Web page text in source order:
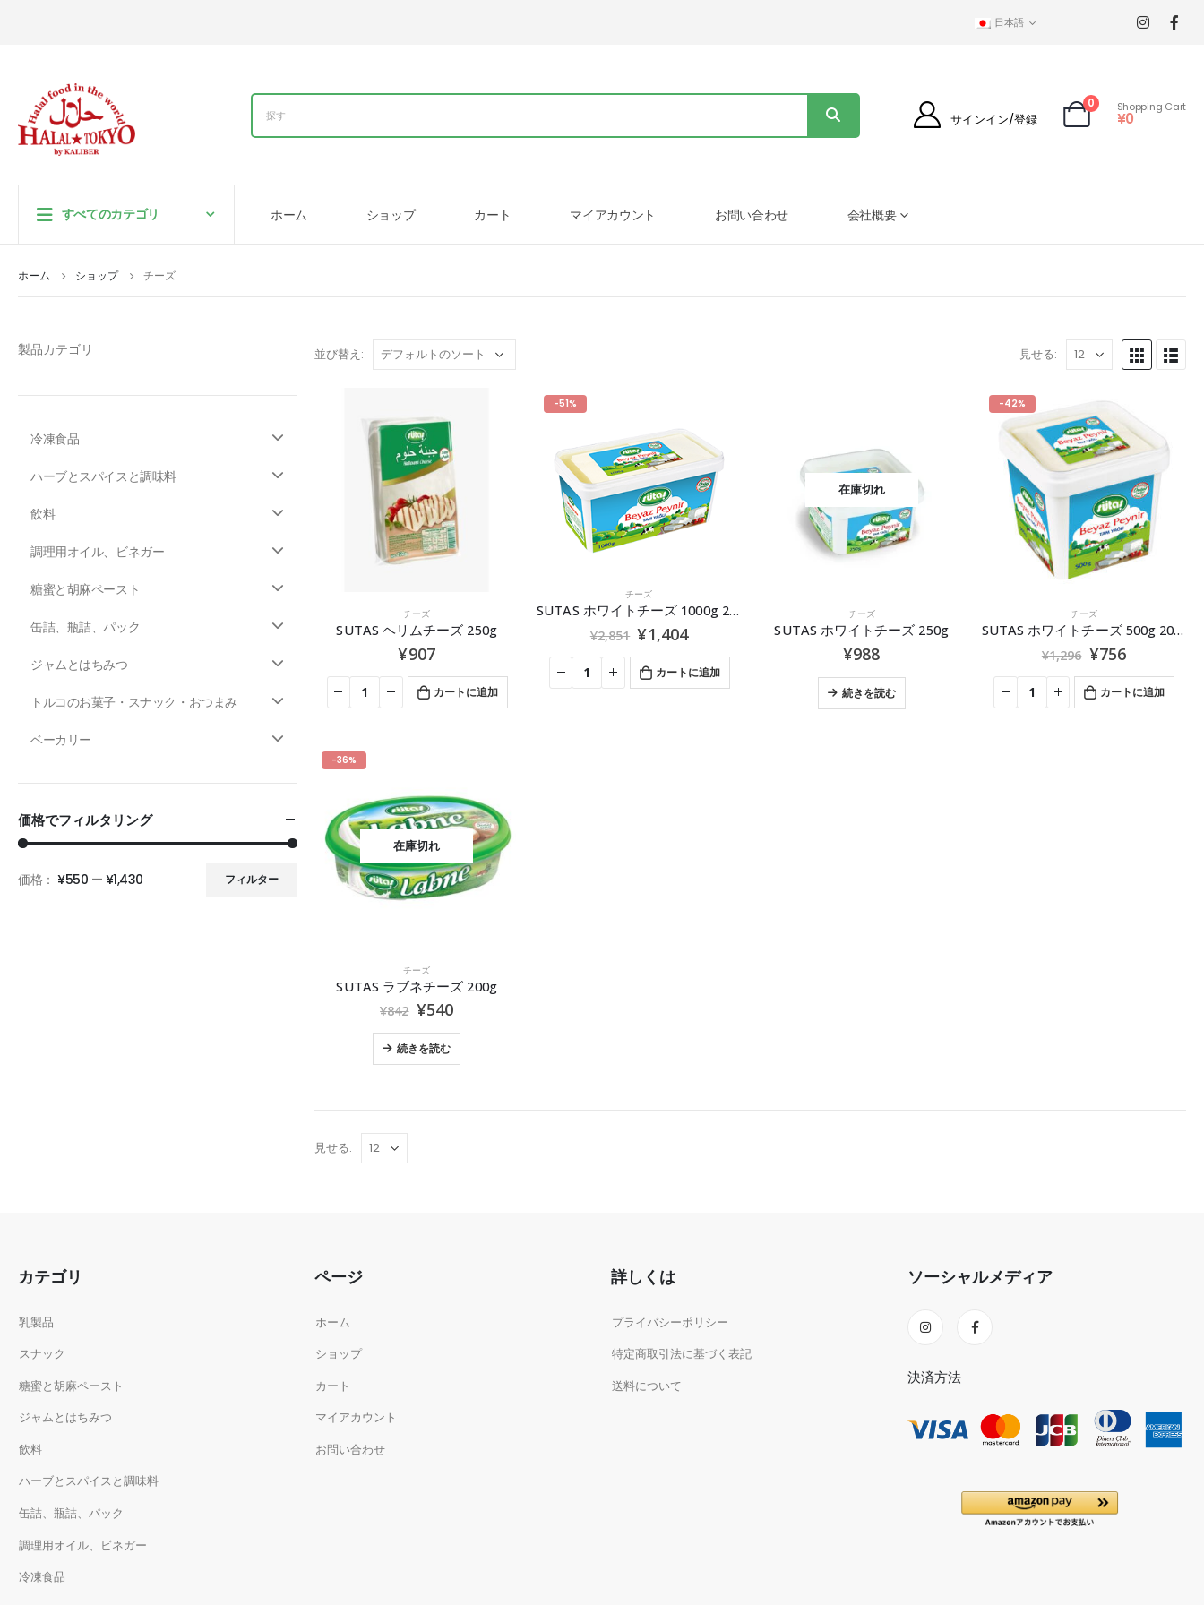
日本語
サインイン/登録
0 Shopping Cart
¥0
すべてのカテゴリ ホーム ショップ カート マイアカウント お問い合わせ 会社概要
ホーム ショップ チーズ
並び替え: 見せる:
チーズ
SUTAS ヘリムチーズ 250g
¥907
カートに追加
-51%
チーズ
SUTAS ホワイトチーズ 1000g 2026.9.29
¥2,851 ¥1,404
カートに追加
在庫切れ
チーズ
SUTAS ホワイトチーズ 250g
¥988
続きを読む
-42%
チーズ
SUTAS ホワイトチーズ 500g 2026.9.29
¥1,296 ¥756
カートに追加
-36%
在庫切れ
チーズ
SUTAS ラブネチーズ 200g
¥842 ¥540
続きを読む
見せる:
製品カテゴリ
冷凍食品
ハーブとスパイスと調味料
飲料
調理用オイル、ビネガー
糖蜜と胡麻ペースト
缶詰、瓶詰、パック
ジャムとはちみつ
トルコのお菓子・スナック・おつまみ
ベーカリー
価格でフィルタリング
フィルター
価格：¥550 — ¥1,430
カテゴリ
乳製品
スナック
糖蜜と胡麻ペースト
ジャムとはちみつ
飲料
ハーブとスパイスと調味料
缶詰、瓶詰、パック
調理用オイル、ビネガー
冷凍食品
ページ
ホーム
ショップ
カート
マイアカウント
お問い合わせ
詳しくは
プライバシーポリシー
特定商取引法に基づく表記
送料について
ソーシャルメディア
決済方法